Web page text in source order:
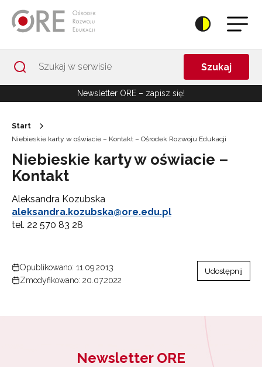
Szukaj
Newsletter ORE – zapisz się!
Start
Niebieskie karty w oświacie – Kontakt – Ośrodek Rozwoju Edukacji
Niebieskie karty w oświacie –
Kontakt
Aleksandra Kozubska
aleksandra.kozubska@ore.edu.pl
tel. 22 570 83 28
Opublikowano: 11.09.2013
Zmodyfikowano: 20.07.2022
Udostępnij
Newsletter ORE